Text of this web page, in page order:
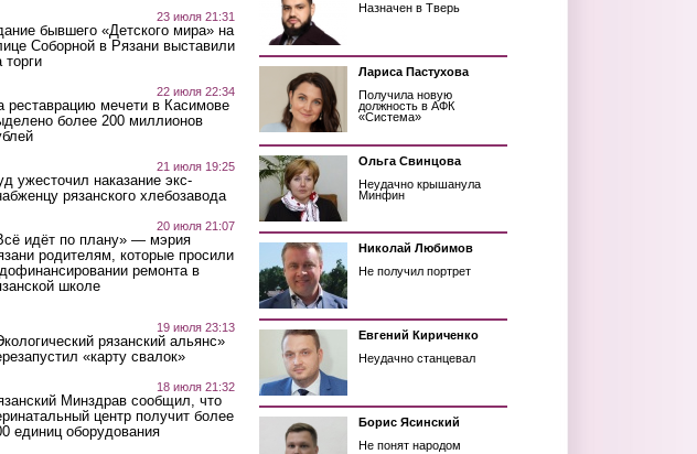
23 июля 21:31
бывшего «Детского мира» на
Соборной в Рязани выставили
торги
22 июля 22:34
реставрацию мечети в Касимове
более 200 миллионов
21 июля 19:25
ужесточил наказание экс-
рязанского хлебозавода
20 июля 21:07
идёт по плану» — мэрия
родителям, которые просили
ремонта в
школе
19 июля 23:13
рязанский альянс»
«карту свалок»
18 июля 21:32
Минздрав сообщил, что
центр получит более
единиц оборудования
Назначен в Тверь
Лариса Пастухова
Получила новую
должность в АФК
«Система»
Ольга Свинцова
Неудачно крышанула
Минфин
Николай Любимов
Не получил портрет
Евгений Кириченко
Неудачно станцевал
Борис Ясинский
Не понят народом